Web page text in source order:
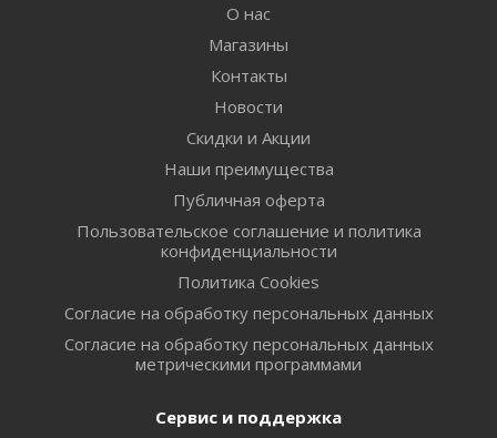
О нас
Магазины
Контакты
Новости
Скидки и Акции
Наши преимущества
Публичная оферта
Пользовательское соглашение и политика
конфиденциальности
Политика Cookies
Согласие на обработку персональных данных
Согласие на обработку персональных данных
метрическими программами
Сервис и поддержка